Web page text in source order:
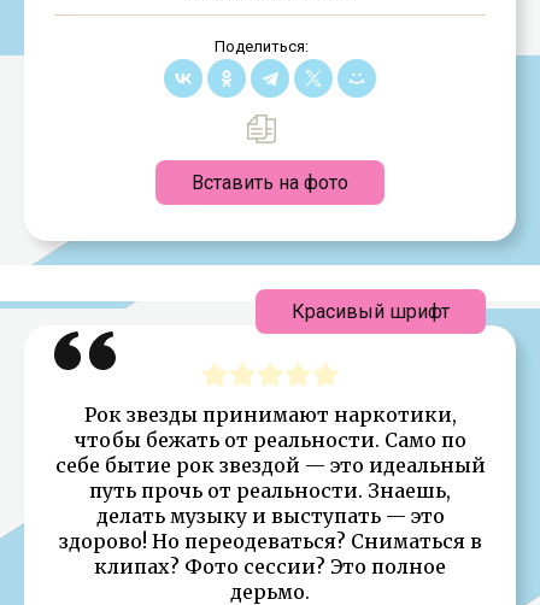
Поделиться:
Вставить на фото
Рок звезды принимают наркотики,
чтобы бежать от реальности. Само по
себе бытие рок звездой — это идеальный
путь прочь от реальности. Знаешь,
делать музыку и выступать — это
здорово! Но переодеваться? Сниматься в
клипах? Фото сессии? Это полное
дерьмо.
Красивый шрифт